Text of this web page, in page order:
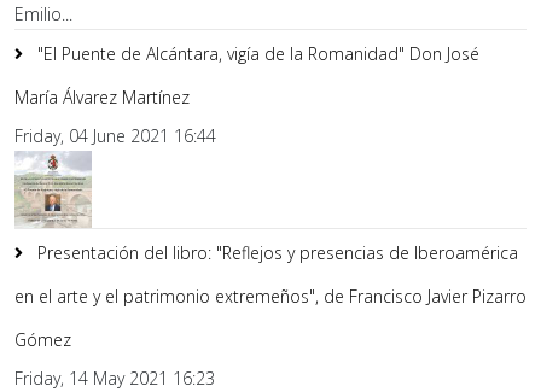
Emilio...
"El Puente de Alcántara, vigía de la Romanidad" Don José
María Álvarez Martínez
Friday, 04 June 2021 16:44
Presentación del libro: "Reflejos y presencias de Iberoamérica
en el arte y el patrimonio extremeños", de Francisco Javier Pizarro
Gómez
Friday, 14 May 2021 16:23